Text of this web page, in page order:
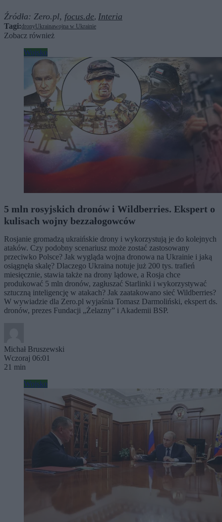
Źródła: Zero.pl, focus.de, Interia
Tagi:dronyUkrainawojna w Ukrainie
Zobacz również
Wojsko
5 mln rosyjskich dronów i Wildberries. Ekspert o
kulisach wojny bezzałogowców
Rosjanie gromadzą ukraińskie drony i wykorzystują je do kolejnych
ataków. Czy podobny scenariusz może zostać zastosowany
przeciwko Polsce? Jak wygląda wojna dronowa na Ukrainie i jaką
osiągnęła skalę? Dlaczego Ukraina notuje już 200 tys. trafień
miesięcznie, stawia także na drony lądowe, a Rosja chce
produkować 5 mln dronów, zagłuszać Starlinki i wykorzystywać
sztuczną inteligencję w atakach? Jak zaatakowano sieć Wildberries?
W wywiadzie dla Zero.pl wyjaśnia Tomasz Darmoliński, ekspert ds.
dronów, prezes Fundacji „Żelazny” i Akademii BSP.
Michał Bruszewski
Wczoraj 06:01
21 min
Wojsko